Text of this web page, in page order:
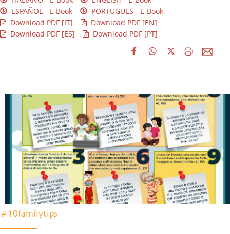
ESPAÑOL - E-Book
PORTUGUES - E-Book
Download PDF [IT]
Download PDF [EN]
Download PDF [ES]
Download PDF [PT]
#10familytips